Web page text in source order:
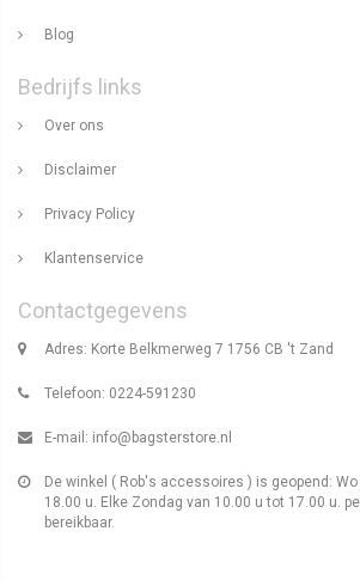
Blog
Bedrijfs links
Over ons
Disclaimer
Privacy Policy
Klantenservice
Contactgegevens
Adres: Korte Belkmerweg 7 1756 CB 't Zand
Telefoon: 0224-591230
E-mail: info@bagsterstore.nl
De winkel ( Rob's accessoires ) is geopend:
18.00 u. Elke Zondag van 10.00 u tot 17.00 u.
bereikbaar.